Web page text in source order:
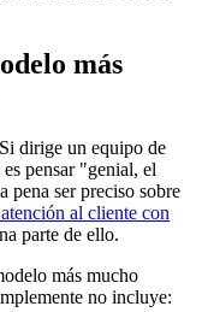
más
dirige un equipo de
pensar "genial, el
pena ser preciso sobre
al cliente con
parte de ello.
más mucho
no incluye: